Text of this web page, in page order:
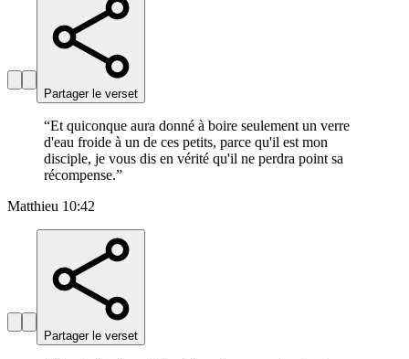
Partager le verset
“Et quiconque aura donné à boire seulement un verre
d'eau froide à un de ces petits, parce qu'il est mon
disciple, je vous dis en vérité qu'il ne perdra point sa
récompense.”
Matthieu 10:42
Partager le verset